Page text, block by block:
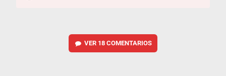
VER 18 COMENTARIOS